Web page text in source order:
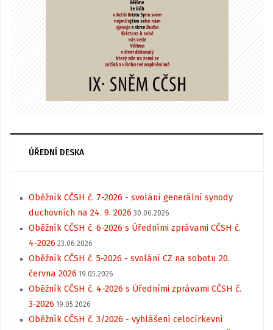
ÚŘEDNÍ DESKA
Oběžník CČSH č. 7-2026 - svolání generální synody
duchovních na 24. 9. 2026 30.06.2026
Oběžník CČSH č. 6-2026 s Úředními zprávami CČSH č.
4-2026 23.06.2026
Oběžník CČSH č. 5-2026 - svolání CZ na sobotu 20.
června 2026 19.05.2026
Oběžník CČSH č. 4-2026 s Úředními zprávami CČSH č.
3-2026 19.05.2026
Oběžník CČSH č. 3/2026 - vyhlášení celocírkevní